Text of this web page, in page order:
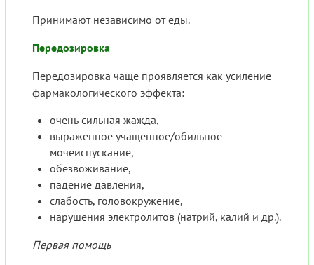
Принимают независимо от еды.
Передозировка
Передозировка чаще проявляется как усиление
фармакологического эффекта:
очень сильная жажда,
выраженное учащенное/обильное
мочеиспускание,
обезвоживание,
падение давления,
слабость, головокружение,
нарушения электролитов (натрий, калий и др.).
Первая помощь